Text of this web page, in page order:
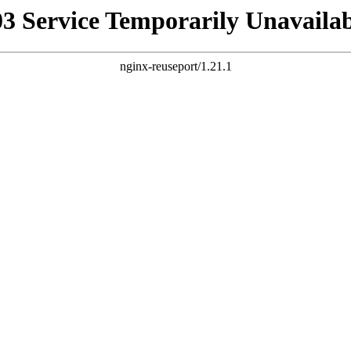
Service Temporarily
nginx-reuseport/1.21.1